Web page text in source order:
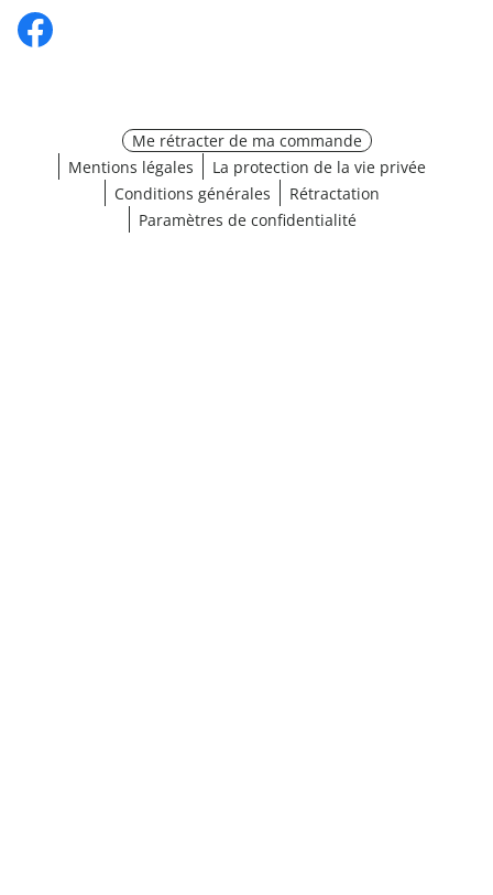
Me rétracter de ma commande
Mentions légales
La protection de la vie privée
Conditions générales
Rétractation
Paramètres de confidentialité